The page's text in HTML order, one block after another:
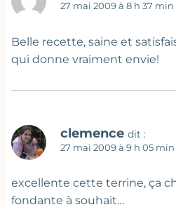
27 mai 2009 à 8 h 37 min
Belle recette, saine et
qui donne vraiment envie!
clemence dit :
27 mai 2009 à 9 h 05 min
excellente cette terrine, ça
fondante à souhait…